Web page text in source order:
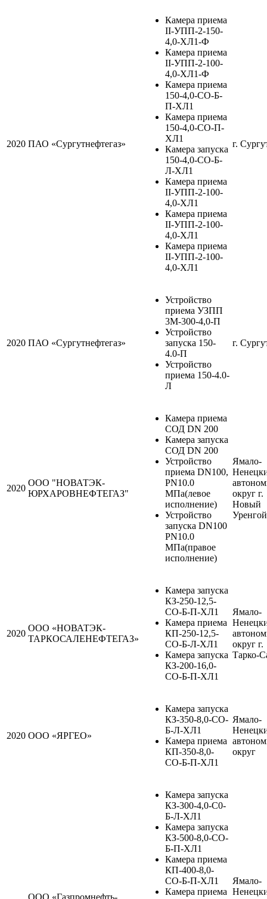
2020 ПАО «Сургутнефтегаз»
Камера приема
II-УПП-2-150-
4,0-ХЛ1-Ф
Камера приема
II-УПП-2-100-
4,0-ХЛ1-Ф
Камера приема
150-4,0-СО-Б-
П-ХЛ1
Камера приема
150-4,0-СО-П-
ХЛ1
Камера запуска
150-4,0-СО-Б-
Л-ХЛ1
Камера приема
II-УПП-2-100-
4,0-ХЛ1
Камера приема
II-УПП-2-100-
4,0-ХЛ1
Камера приема
II-УПП-2-100-
4,0-ХЛ1
г.
2020 ПАО «Сургутнефтегаз»
Устройство
приема УЗПП
3М-300-4,0-П
Устройство
запуска 150-
4.0-П
Устройство
приема 150-4.0-
Л
г.
2020
ООО "НОВАТЭК-
ЮРХАРОВНЕФТЕГАЗ"
Камера приема
СОД DN 200
Камера запуска
СОД DN 200
Устройство
приема DN100,
PN10.0
МПа(левое
исполнение)
Устройство
запуска DN100
PN10.0
МПа(правое
исполнение)
Ямало-
округ г.
Новый
Уренгой
2020
ООО «НОВАТЭК-
ТАРКОСАЛЕНЕФТЕГАЗ»
Камера запуска
КЗ-250-12,5-
СО-Б-П-ХЛ1
Камера приема
КП-250-12,5-
СО-Б-Л-ХЛ1
Камера запуска
КЗ-200-16,0-
СО-Б-П-ХЛ1
Ямало-
округ г.
Тарко-
2020 ООО «ЯРГЕО»
Камера запуска
КЗ-350-8,0-СО-
Б-Л-ХЛ1
Камера приема
КП-350-8,0-
СО-Б-П-ХЛ1
Ямало-
округ
ООО «Газпромнефть-
Камера запуска
КЗ-300-4,0-С0-
Б-Л-ХЛ1
Камера запуска
КЗ-500-8,0-СО-
Б-П-ХЛ1
Камера приема
КП-400-8,0-
СО-Б-П-ХЛ1
Камера приема
Ямало-